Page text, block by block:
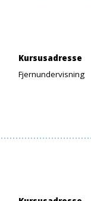
Kursusadresse
Fjernundervisning